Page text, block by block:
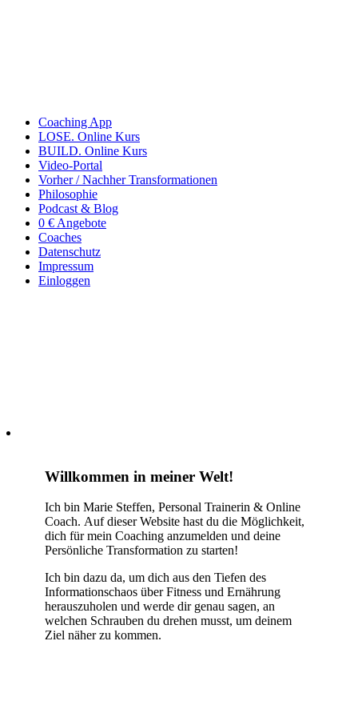
Coaching App
LOSE. Online Kurs
BUILD. Online Kurs
Video-Portal
Vorher / Nachher Transformationen
Philosophie
Podcast & Blog
0 € Angebote
Coaches
Datenschutz
Impressum
Einloggen
Willkommen in meiner Welt!
Ich bin Marie Steffen, Personal Trainerin & Online
Coach. Auf dieser Website hast du die Möglichkeit,
dich für mein Coaching anzumelden und deine
Persönliche Transformation zu starten!
Ich bin dazu da, um dich aus den Tiefen des
Informationschaos über Fitness und Ernährung
herauszuholen und werde dir genau sagen, an
welchen Schrauben du drehen musst, um deinem
Ziel näher zu kommen.